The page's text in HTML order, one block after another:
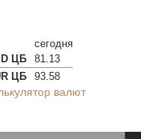
сегодня
ЦБ
81.13
ЦБ
93.58
валют